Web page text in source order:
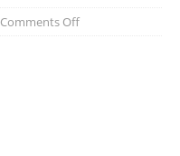
Comments Off